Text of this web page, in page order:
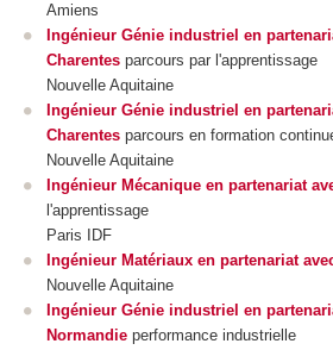
Amiens
Ingénieur Génie industriel en
Charentes parcours par l'apprentissage
Nouvelle Aquitaine
Ingénieur Génie industriel en
Charentes parcours en formation
Nouvelle Aquitaine
Ingénieur Mécanique en partenariat
l'apprentissage
Paris IDF
Ingénieur Matériaux en partenariat
Nouvelle Aquitaine
Ingénieur Génie industriel en
Normandie performance industrielle